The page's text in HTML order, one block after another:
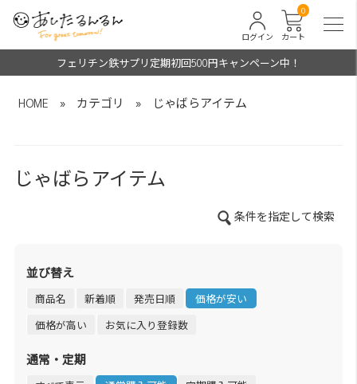
カート
0
ログイン
フェリチン鉄サプリ定期初回500円キャンペーン中！
HOME » カテゴリ » じゃばらアイテム
じゃばらアイテム
条件を指定して検索
並び替え
商品名 新着順 発売日順
価格が安い
価格が高い
お気に入り登録数
通常・定期